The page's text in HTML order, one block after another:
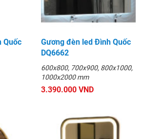
Quốc
Gương đèn led Đình Quốc
DQ6662
600x800, 700x900, 800x1000,
1000x2000 mm
3.390.000 VND